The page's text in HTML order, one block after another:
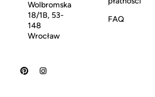
Wolbromska
18/1B, 53-
148
Wrocław
FAQ